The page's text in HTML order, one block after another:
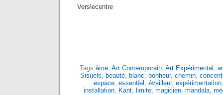
Verslecentre
Tags:âme, Art Contemporain, Art Expérimental ,
Sisuels, beauté, blanc, bonheur, chemin,
espace, essentiel , éveilleur, expérimentation
installation, Kant, limite, magicien, mandala,